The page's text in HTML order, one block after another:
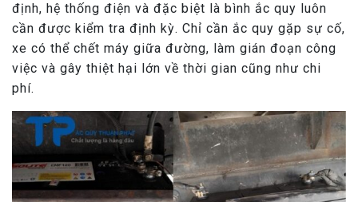
định, hệ thống điện và đặc biệt là bình ắc quy luôn
cần được kiểm tra định kỳ. Chỉ cần ắc quy gặp sự cố,
xe có thể chết máy giữa đường, làm gián đoạn công
việc và gây thiệt hại lớn về thời gian cũng như chi
phí.